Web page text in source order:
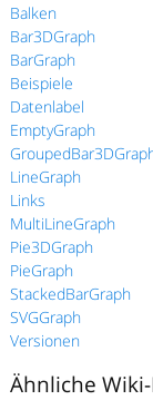
Balken
Bar3DGraph
BarGraph
Beispiele
Datenlabel
EmptyGraph
LineGraph
Links
MultiLineGraph
Pie3DGraph
PieGraph
StackedBarGraph
SVGGraph
Versionen
Ähnliche